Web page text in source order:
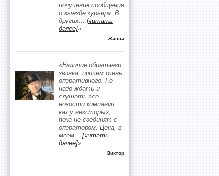
получение сообщения
о выезде курьера. В
других... [читать
далее]»
Жанна
«Наличие обратнего
звонка, причем очень
оперативного. Не
надо ждать и
слушать все
новости компании,
как у некоторых,
пока не соединят с
оператором. Цена, в
моем... [читать
далее]»
Виктор